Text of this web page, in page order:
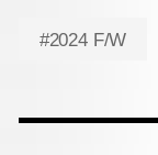
#2024 F/W